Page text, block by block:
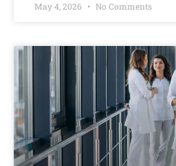
May 4, 2026 No Comments